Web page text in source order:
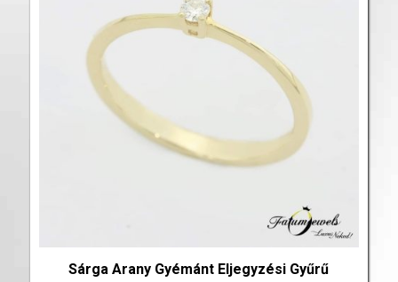
Sárga Arany Gyémánt Eljegyzési Gyűrű